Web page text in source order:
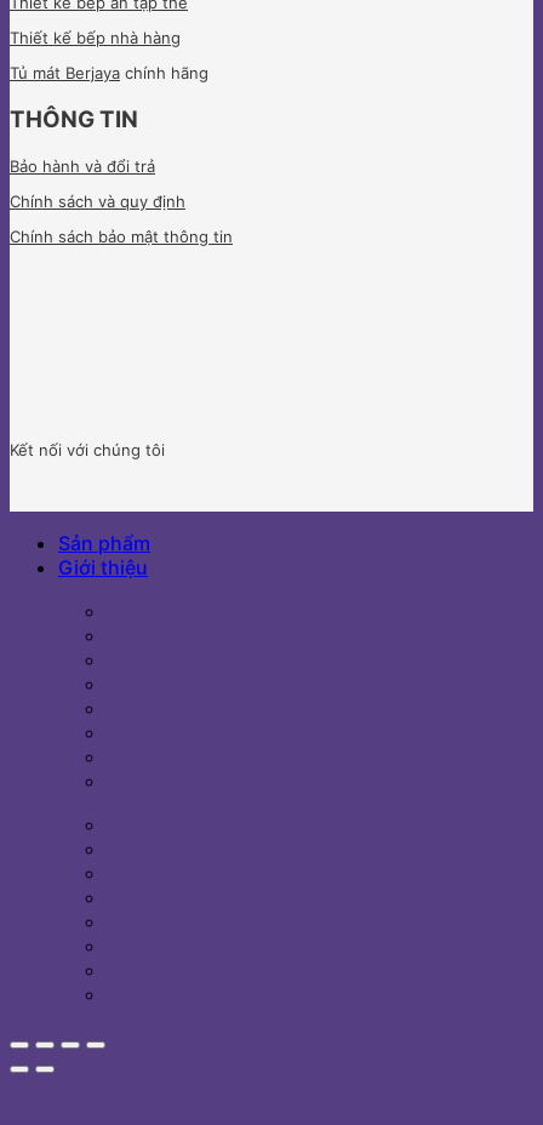
Thiết kế bếp nhà hàng
Tủ mát Berjaya chính hãng
THÔNG TIN
Bảo hành và đổi trả
Chính sách và quy định
Chính sách bảo mật thông tin
Kết nối với chúng tôi
Sản phẩm
Giới thiệu